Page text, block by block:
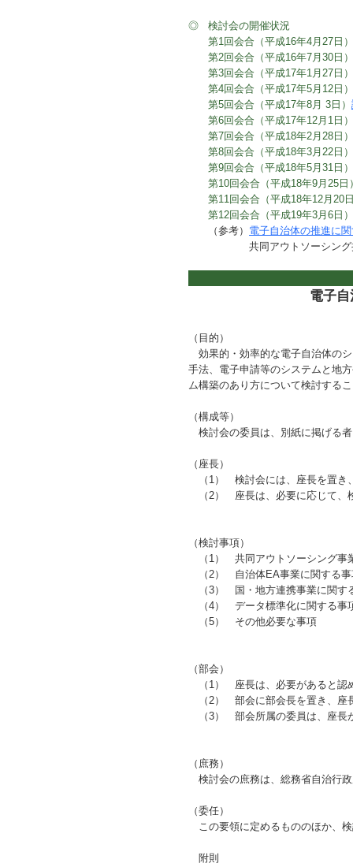
◎
検討会の開催状況
第1回会合（平成16年4月27日）
第2回会合（平成16年7月30日）
第3回会合（平成17年1月27日）
第4回会合（平成17年5月12日）
第5回会合（平成17年8月 3日）
第6回会合（平成17年12月1日）
第7回会合（平成18年2月28日）
第8回会合（平成18年3月22日）
第9回会合（平成18年5月31日）
第10回会合（平成18年9月25日
第11回会合（平成18年12月20
第12回会合（平成19年3月6日）
（参考） 電子自治体の推進に
共同アウトソーシン
電子
（目的）
効果的・効率的な電子自治体の
手法、電子申請等のシステムと地
ム構築のあり方について検討する
（構成等）
検討会の委員は、別紙に掲げる
（座長）
（1）
検討会には、座長を置き
（2）
座長は、必要に応じて、
（検討事項）
（1）
共同アウトソーシング事
（2）
自治体EA事業に関する
（3）
国・地方連携事業に関す
（4）
データ標準化に関する事
（5）
その他必要な事項
（部会）
（1）
座長は、必要があると認
（2）
部会に部会長を置き、座
（3）
部会所属の委員は、座長
（庶務）
検討会の庶務は、総務省自治行
（委任）
この要領に定めるもののほか、
附則